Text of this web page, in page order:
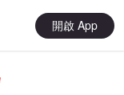
開啟 App